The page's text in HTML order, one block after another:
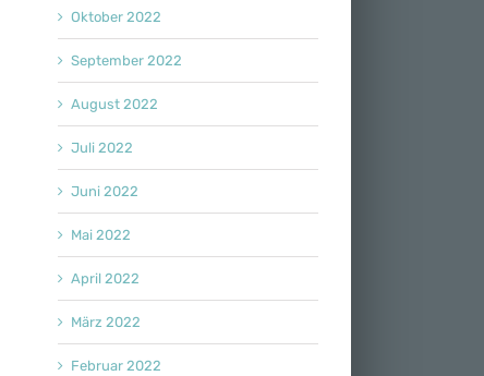
Oktober 2022
September 2022
August 2022
Juli 2022
Juni 2022
Mai 2022
April 2022
März 2022
Februar 2022